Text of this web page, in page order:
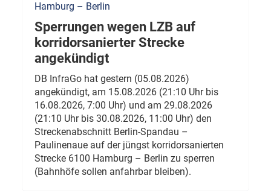
Hamburg – Berlin
Sperrungen wegen LZB auf
korridorsanierter Strecke
angekündigt
DB InfraGo hat gestern (05.08.2026)
angekündigt, am 15.08.2026 (21:10 Uhr bis
16.08.2026, 7:00 Uhr) und am 29.08.2026
(21:10 Uhr bis 30.08.2026, 11:00 Uhr) den
Streckenabschnitt Berlin-Spandau –
Paulinenaue auf der jüngst korridorsanierten
Strecke 6100 Hamburg – Berlin zu sperren
(Bahnhöfe sollen anfahrbar bleiben).